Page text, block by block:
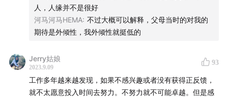
人，人缘并不是很好
河马河马HEMA: 不过大概可以解释，父母当时的对我的
期待是外倾性，我外倾性就挺低的
Jerry姑娘
2023.9.09
93
工作多年越来越发现，如果不感兴趣或者没有获得正反馈，
就不太愿意投入时间去努力。不努力就不可能卓越。但是感